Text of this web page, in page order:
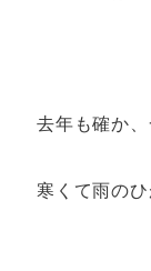
去年も確か、
寒くて雨のひ